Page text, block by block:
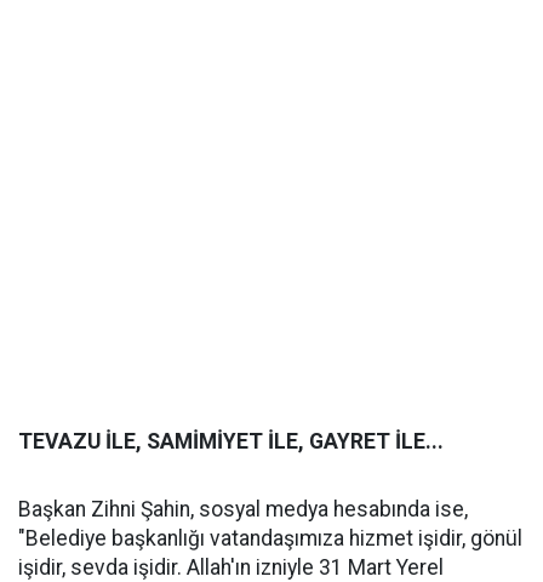
TEVAZU İLE, SAMİMİYET İLE, GAYRET İLE...
Başkan Zihni Şahin, sosyal medya hesabında ise,
"Belediye başkanlığı vatandaşımıza hizmet işidir, gönül
işidir, sevda işidir. Allah'ın izniyle 31 Mart Yerel